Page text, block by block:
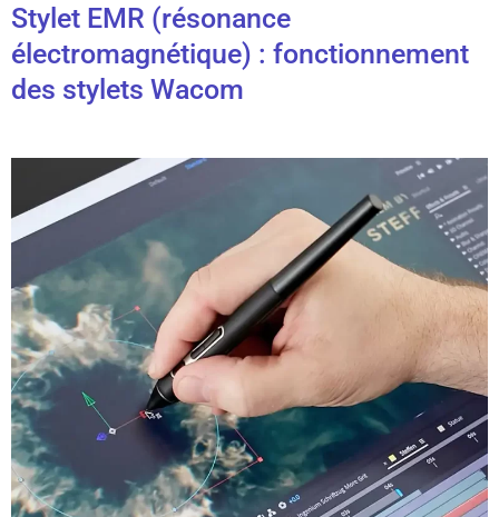
Stylet EMR (résonance
électromagnétique) : fonctionnement
des stylets Wacom